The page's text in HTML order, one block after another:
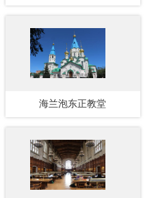
海兰泡东正教堂